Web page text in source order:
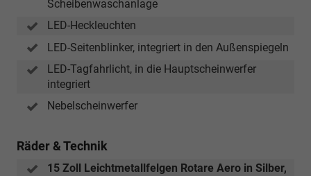
Scheibenwaschanlage
LED-Heckleuchten
LED-Seitenblinker, integriert in den Außenspiegeln
LED-Tagfahrlicht, in die Hauptscheinwerfer
integriert
Nebelscheinwerfer
Räder & Technik
15 Zoll Leichtmetallfelgen Rotare Aero in Silber,